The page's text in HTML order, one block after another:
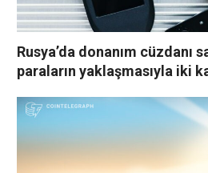
Rusya’da donanım cüzdanı
paraların yaklaşmasıyla iki